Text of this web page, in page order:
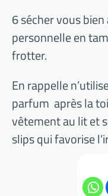
6 sécher vous
personnelle en
frotter.
En rappelle
parfum après la
vêtement au lit et
slips qui favorise